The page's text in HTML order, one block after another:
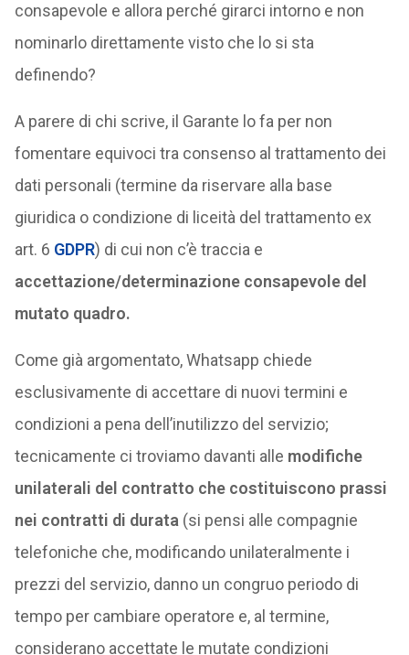
consapevole e allora perché girarci intorno e non
nominarlo direttamente visto che lo si sta
definendo?
A parere di chi scrive, il Garante lo fa per non
fomentare equivoci tra consenso al trattamento dei
dati personali (termine da riservare alla base
giuridica o condizione di liceità del trattamento ex
art. 6 GDPR) di cui non c’è traccia e
accettazione/determinazione consapevole del
mutato quadro.
Come già argomentato, Whatsapp chiede
esclusivamente di accettare di nuovi termini e
condizioni a pena dell’inutilizzo del servizio;
tecnicamente ci troviamo davanti alle modifiche
unilaterali del contratto che costituiscono prassi
nei contratti di durata (si pensi alle compagnie
telefoniche che, modificando unilateralmente i
prezzi del servizio, danno un congruo periodo di
tempo per cambiare operatore e, al termine,
considerano accettate le mutate condizioni